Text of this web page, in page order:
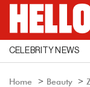
CELEBRITY NEWS
Home Beauty